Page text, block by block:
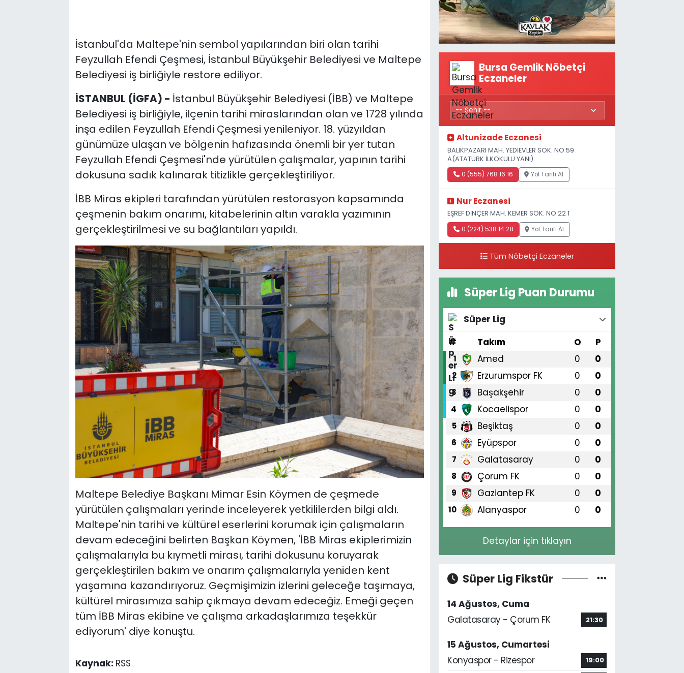
İstanbul'da Maltepe'nin sembol yapılarından biri olan tarihi
Feyzullah Efendi Çeşmesi, İstanbul Büyükşehir Belediyesi ve Maltepe
Belediyesi iş birliğiyle restore ediliyor.
İSTANBUL (İGFA) - İstanbul Büyükşehir Belediyesi (İBB) ve Maltepe
Belediyesi iş birliğiyle, ilçenin tarihi miraslarından olan ve 1728 yılında
inşa edilen Feyzullah Efendi Çeşmesi yenileniyor. 18. yüzyıldan
günümüze ulaşan ve bölgenin hafızasında önemli bir yer tutan
Feyzullah Efendi Çeşmesi'nde yürütülen çalışmalar, yapının tarihi
dokusuna sadık kalınarak titizlikle gerçekleştiriliyor.
İBB Miras ekipleri tarafından yürütülen restorasyon kapsamında
çeşmenin bakım onarımı, kitabelerinin altın varakla yazımının
gerçekleştirilmesi ve su bağlantıları yapıldı.
Maltepe Belediye Başkanı Mimar Esin Köymen de çeşmede
yürütülen çalışmaları yerinde inceleyerek yetkililerden bilgi aldı.
Maltepe'nin tarihi ve kültürel eserlerini korumak için çalışmaların
devam edeceğini belirten Başkan Köymen, 'İBB Miras ekiplerimizin
çalışmalarıyla bu kıymetli mirası, tarihi dokusunu koruyarak
gerçekleştirilen bakım ve onarım çalışmalarıyla yeniden kent
yaşamına kazandırıyoruz. Geçmişimizin izlerini geleceğe taşımaya,
kültürel mirasımıza sahip çıkmaya devam edeceğiz. Emeği geçen
tüm İBB Miras ekibine ve çalışma arkadaşlarımıza teşekkür
ediyorum' diye konuştu.
Kaynak: RSS
Bursa Gemlik Nöbetçi
Eczaneler
Altunizade Eczanesi
BALIKPAZARI MAH. YEDİEVLER SOK. NO:59
A(ATATÜRK İLKOKULU YANI)
0 (555) 768 16 16 Yol Tarifi Al
Nur Eczanesi
EŞREF DİNÇER MAH. KEMER SOK. NO:22 1
0 (224) 538 14 28 Yol Tarifi Al
Tüm Nöbetçi Eczaneler
Süper Lig Puan Durumu
Süper Lig
#
Takım O P
1 Amed 0 0
2 Erzurumspor FK 0 0
3 Başakşehir 0 0
4 Kocaelispor 0 0
5 Beşiktaş 0 0
6 Eyüpspor 0 0
7 Galatasaray 0 0
8 Çorum FK 0 0
9 Gaziantep FK 0 0
10 Alanyaspor 0 0
Detaylar için tıklayın
Süper Lig Fikstür
14 Ağustos, Cuma
Galatasaray - Çorum FK
21:30
15 Ağustos, Cumartesi
Konyaspor - Rizespor
19:00